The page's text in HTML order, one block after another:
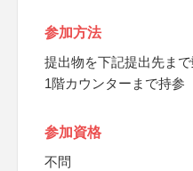
参加方法
提出物を下記提出先ま
1階カウンターまで持参
参加資格
不問